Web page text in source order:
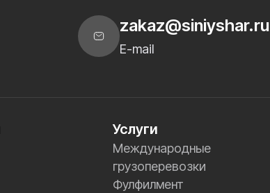
zakaz@siniyshar.ru
E-mail
Услуги
Международные
грузоперевозки
Фулфилмент